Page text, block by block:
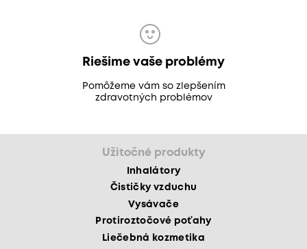
Riešime vaše problémy
Pomôžeme vám so zlepšením
zdravotných problémov
Užitočné produkty
Inhalátory
Čističky vzduchu
Vysávače
Protiroztočové poťahy
Liečebná kozmetika